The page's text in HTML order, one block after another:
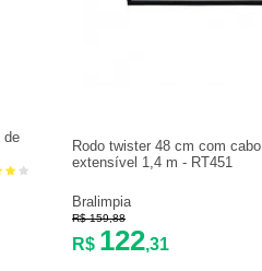
de
Rodo twister 48 cm com cabo
extensível 1,4 m - RT451
Bralimpia
R$ 159,88
R$ 122,31